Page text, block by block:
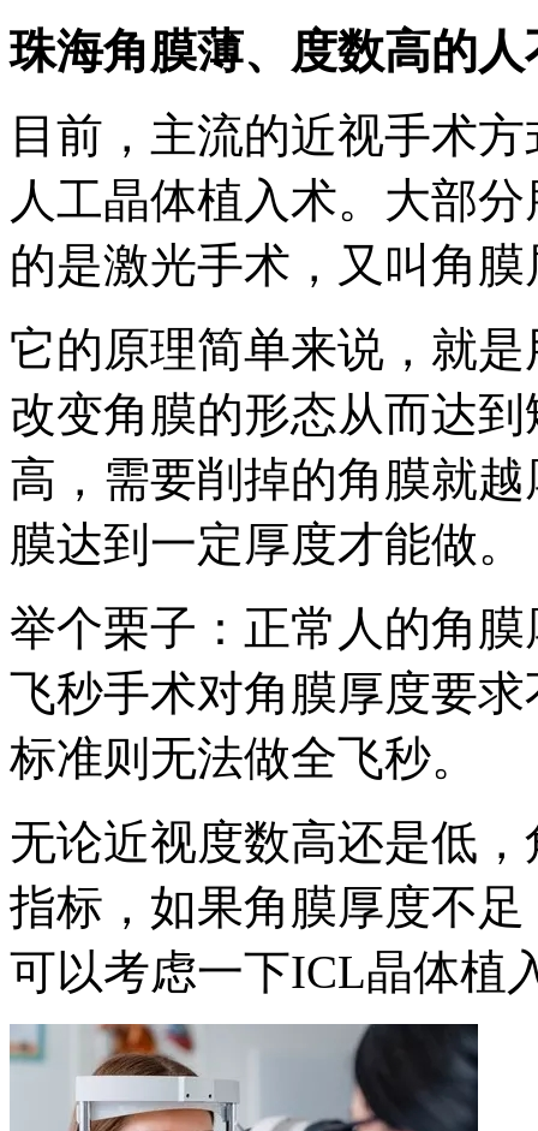
珠海角膜薄、度数高的
目前，主流的近视手术
人工晶体植入术。大部
的是激光手术，又叫角
它的原理简单来说，就
改变角膜的形态从而达
高，需要削掉的角膜就
膜达到一定厚度才能做。
举个栗子：正常人的角
飞秒手术对角膜厚度要
标准则无法做全飞秒。
无论近视度数高还是低
指标，如果角膜厚度不
可以考虑一下ICL晶体植